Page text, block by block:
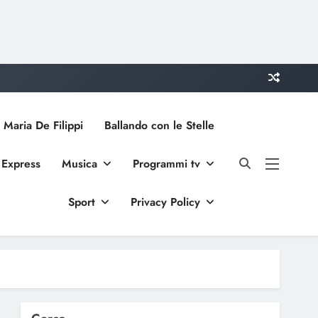
De Filippi Ballando con le Stelle
Musica Programmi tv
Sport Privacy Policy